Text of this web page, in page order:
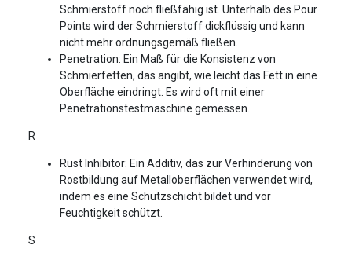
Schmierstoff noch fließfähig ist. Unterhalb des Pour
Points wird der Schmierstoff dickflüssig und kann
nicht mehr ordnungsgemäß fließen.
Penetration: Ein Maß für die Konsistenz von
Schmierfetten, das angibt, wie leicht das Fett in eine
Oberfläche eindringt. Es wird oft mit einer
Penetrationstestmaschine gemessen.
R
Rust Inhibitor: Ein Additiv, das zur Verhinderung von
Rostbildung auf Metalloberflächen verwendet wird,
indem es eine Schutzschicht bildet und vor
Feuchtigkeit schützt.
S